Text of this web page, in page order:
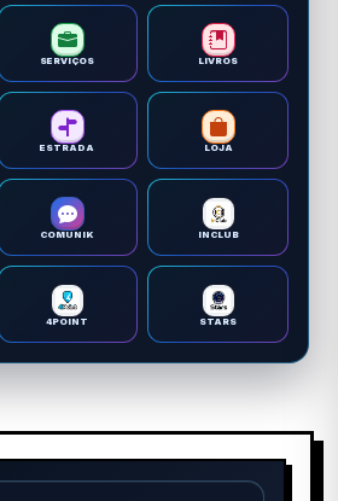
SERVIÇOS LIVROS
ESTRADA LOJA
COMUNIK INCLUB
4POINT STARS